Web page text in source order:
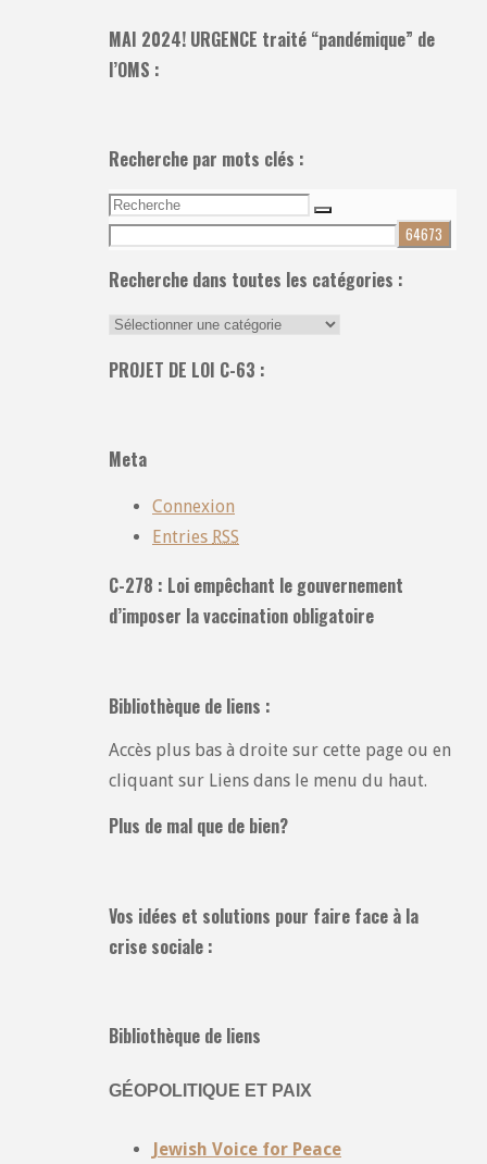
MAI 2024! URGENCE traité “pandémique” de
l’OMS :
Recherche par mots clés :
Recherche
pour:
Recherche
Recherche dans toutes les catégories :
Recherche
toutes
PROJET DE LOI C-63 :
Meta
Connexion
Entries RSS
C-278 : Loi empêchant le gouvernement
d’imposer la vaccination obligatoire
Bibliothèque de liens :
Accès plus bas à droite sur cette page ou en
cliquant sur Liens dans le menu du haut.
Plus de mal que de bien?
Vos idées et solutions pour faire face à la
crise sociale :
Bibliothèque de liens
GÉOPOLITIQUE ET PAIX
Jewish Voice for Peace